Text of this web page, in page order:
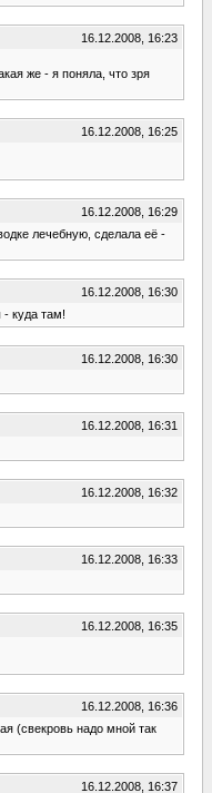
16.12.2008, 16:23
же - я поняла, что зря
16.12.2008, 16:25
16.12.2008, 16:29
лечебную, сделала её -
16.12.2008, 16:30
куда там!
16.12.2008, 16:30
16.12.2008, 16:31
16.12.2008, 16:32
16.12.2008, 16:33
16.12.2008, 16:35
16.12.2008, 16:36
(свекровь надо мной так
16.12.2008, 16:37